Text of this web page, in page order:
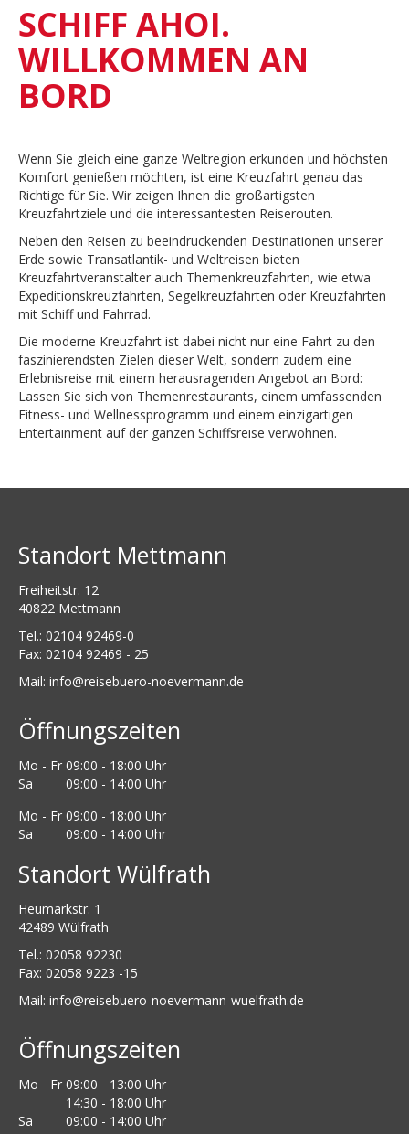
SCHIFF AHOI.
WILLKOMMEN AN
BORD
Wenn Sie gleich eine ganze Weltregion erkunden und höchsten
Komfort genießen möchten, ist eine Kreuzfahrt genau das
Richtige für Sie. Wir zeigen Ihnen die großartigsten
Kreuzfahrtziele und die interessantesten Reiserouten.
Neben den Reisen zu beeindruckenden Destinationen unserer
Erde sowie Transatlantik- und Weltreisen bieten
Kreuzfahrtveranstalter auch Themenkreuzfahrten, wie etwa
Expeditionskreuzfahrten, Segelkreuzfahrten oder Kreuzfahrten
mit Schiff und Fahrrad.
Die moderne Kreuzfahrt ist dabei nicht nur eine Fahrt zu den
faszinierendsten Zielen dieser Welt, sondern zudem eine
Erlebnisreise mit einem herausragenden Angebot an Bord:
Lassen Sie sich von Themenrestaurants, einem umfassenden
Fitness- und Wellnessprogramm und einem einzigartigen
Entertainment auf der ganzen Schiffsreise verwöhnen.
Standort Mettmann
Freiheitstr. 12
40822 Mettmann
Tel.: 02104 92469-0
Fax: 02104 92469 - 25
Mail: ed.nnamreveon-oreubesier@ofni
Öffnungszeiten
Mo - Fr 09:00 - 18:00 Uhr
Sa
09:00 - 14:00 Uhr
Mo - Fr 09:00 - 18:00 Uhr
Sa
09:00 - 14:00 Uhr
Standort Wülfrath
Heumarkstr. 1
42489 Wülfrath
Tel.: 02058 92230
Fax: 02058 9223 -15
Mail: info@reisebuero-noevermann-wuelfrath.de
Öffnungszeiten
Mo - Fr 09:00 - 13:00 Uhr
14:30 - 18:00 Uhr
Sa
09:00 - 14:00 Uhr